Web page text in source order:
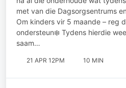
met van die Dagsorgsentrums
Om kinders vir 5 maande – reg
ondersteun❄️ Tydens hierdie
saam…
21 APR 12PM 10 MIN